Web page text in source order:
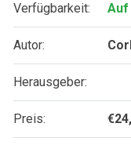
Verfügbarkeit: Auf
Autor:
Herausgeber:
Preis: €